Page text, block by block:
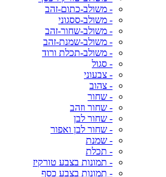
- משולב-כתום-זהב
- משולב-ססגוני
- משולב-שחור-זהב
- משולב-שמנת-זהב
- משולב-תכלת ורוד
- סגול
- צבעוני
- צהוב
- שחור
- שחור וזהב
- שחור לבן
- שחור לבן ואפור
- שמנת
- תכלת
- תמונות בצבע טורקיז
- תמונות בצבע כסף